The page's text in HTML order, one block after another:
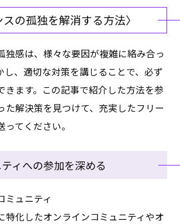
スの孤独を解消する方法〉
独感は、様々な要因が複雑に絡み合っ
し、適切な対策を講じることで、必ず
きます。この記事で紹介した方法を参
た解決策を見つけて、充実したフリー
てください。
ィへの参加を深める
ュニティ
特化したオンラインコミュニティやオ